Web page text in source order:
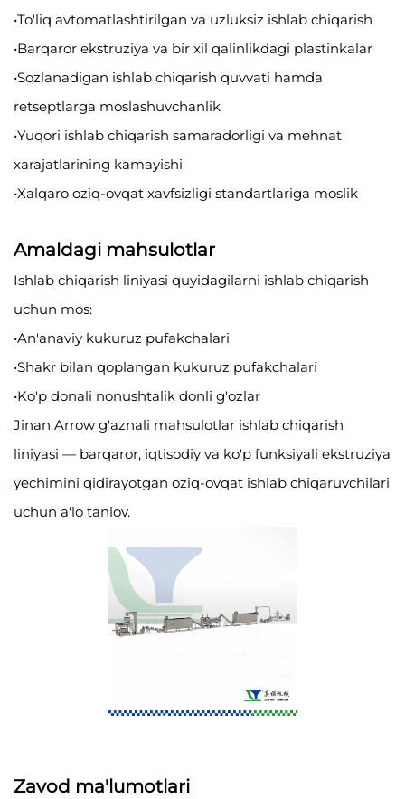
•To'liq avtomatlashtirilgan va uzluksiz ishlab chiqarish
•Barqaror ekstruziya va bir xil qalinlikdagi plastinkalar
•Sozlanadigan ishlab chiqarish quvvati hamda
retseptlarga moslashuvchanlik
•Yuqori ishlab chiqarish samaradorligi va mehnat
xarajatlarining kamayishi
•Xalqaro oziq-ovqat xavfsizligi standartlariga moslik
Amaldagi mahsulotlar
Ishlab chiqarish liniyasi quyidagilarni ishlab chiqarish
uchun mos:
•An'anaviy kukuruz pufakchalari
•Shakr bilan qoplangan kukuruz pufakchalari
•Ko'p donali nonushtalik donli g'ozlar
Jinan Arrow g'aznali mahsulotlar ishlab chiqarish
liniyasi — barqaror, iqtisodiy va ko'p funksiyali ekstruziya
yechimini qidirayotgan oziq-ovqat ishlab chiqaruvchilari
uchun a'lo tanlov.
Zavod ma'lumotlari